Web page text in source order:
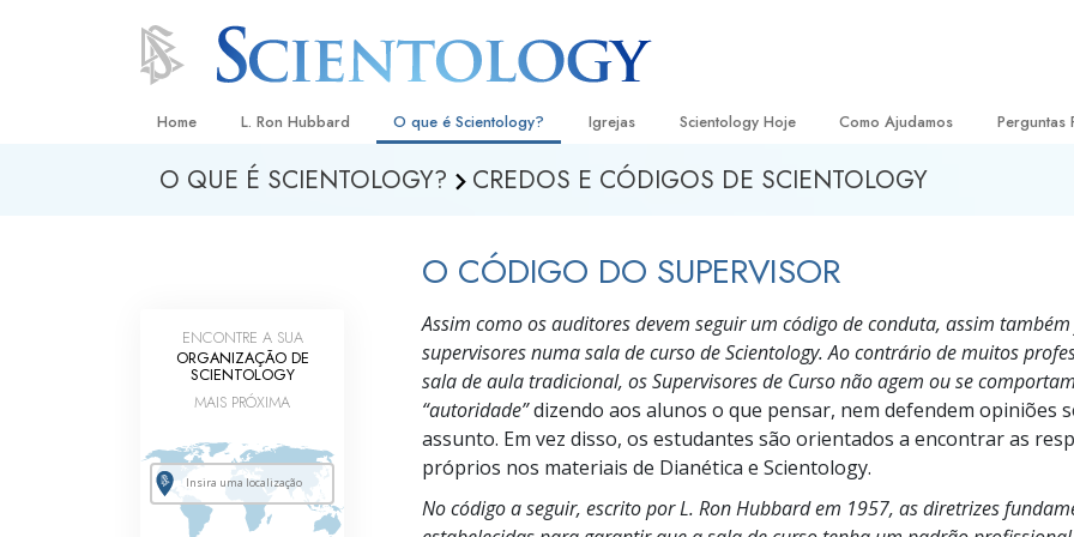
Home L. Ron Hubbard O que é Scientology?
Crenças e Práticas
Aquilo que os Scientologists Dizem
Conheça um Scientologist
Dentro duma Igreja
Os Princípios Básicos de Scientology
Uma Introdução a Dianética
Igrejas
Localizar uma Igreja
Organizações Avançadas
Base em Terra de Flag
Freewinds
A levar Scientology ao Mundo
Scientology Hoje
Inaugurações
David Miscavige — Líder Eclesiástico
Como Ajudamos
O Caminho para a Felicidade
Criminon
Narconon
A Verdade sobre as Drogas
Unidos para os Direitos Humanos
Comissão dos Cidadãos para os
Direitos Humanos
Perguntas
O QUE É SCIENTOLOGY? CREDOS E CÓDIGOS DE SCIENTOLOGY
O CÓDIGO DO SUPERVISOR
Assim como os auditores devem seguir um código de conduta, assim
supervisores numa sala de curso de Scientology. Ao contrário de muitos
sala de aula tradicional, os Supervisores de Curso não agem ou se
“autoridade”dizendo aos alunos o que pensar, nem defendem opiniões
assunto. Em vez disso, os estudantes são orientados a encontrar as
próprios nos materiais de Dianética e Scientology.
No código a seguir, escrito por L. Ron Hubbard em 1957, as diretrizes
ENCONTRE A SUA
ORGANIZAÇÃO DE
SCIENTOLOGY
MAIS PRÓXIMA